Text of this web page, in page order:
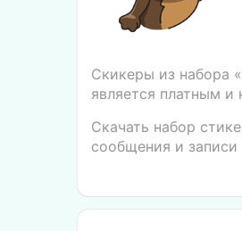
Скикеры из набора
является платным
Скачать набор
сообщения и записи